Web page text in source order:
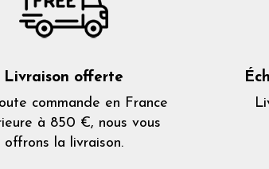
Livraison offerte
commande en France
à 850 €, nous vous
offrons la livraison.